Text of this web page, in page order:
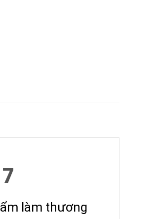
làm thương